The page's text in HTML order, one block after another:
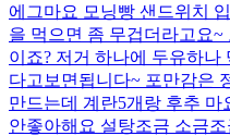
에그마요 모닝빵 샌드위치
을 먹으면 좀 무겁더라고요
이죠? 저거 하나에 두유하나
다고보면됩니다~ 포만감은
만드는데 계란5개랑 후추 마
안좋아해요 설탕조금 소금